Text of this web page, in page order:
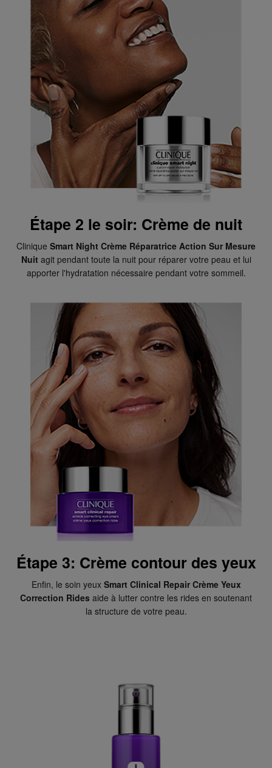
Étape 2 le soir: Crème de nuit
Clinique Smart Night Crème Réparatrice Action Sur Mesure
Nuit agit pendant toute la nuit pour réparer votre peau et lui
apporter l'hydratation nécessaire pendant votre sommeil.
Étape 3: Crème contour des yeux
Enfin, le soin yeux Smart Clinical Repair Crème Yeux
Correction Rides aide à lutter contre les rides en soutenant
la structure de votre peau.